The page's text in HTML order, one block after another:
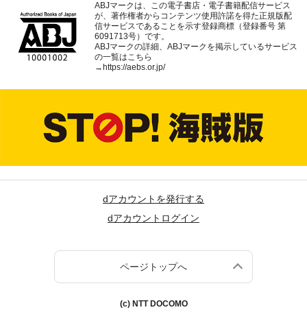
ABJマークは、この電子書店・電子書籍配信サービス
が、著作権者からコンテンツ使用許諾を得た正規版配
信サービスであることを示す登録商標（登録番号 第
6091713号）です。
ABJマークの詳細、ABJマークを掲示しているサービス
の一覧はこちら
→ https://aebs.or.jp/
dアカウントを発行する
dアカウントログイン
ページトップへ
(c) NTT DOCOMO